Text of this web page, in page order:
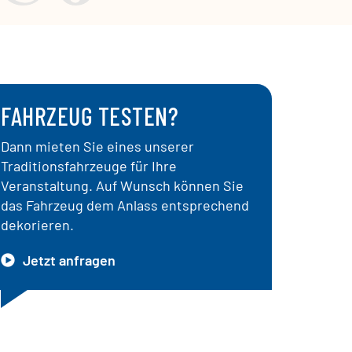
FAHRZEUG TESTEN?
Dann mieten Sie eines unserer
Traditionsfahrzeuge für Ihre
Veranstaltung. Auf Wunsch können Sie
das Fahrzeug dem Anlass entsprechend
dekorieren.
Jetzt anfragen